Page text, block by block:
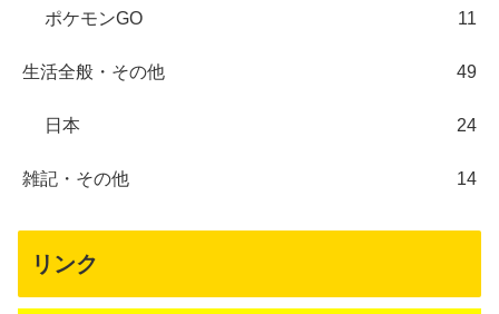
ポケモンGO 11
生活全般・その他 49
日本 24
雑記・その他 14
リンク